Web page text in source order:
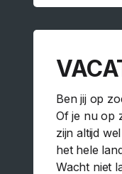
Ben jij op
Of je nu op
zijn altijd
het hele
Wacht niet